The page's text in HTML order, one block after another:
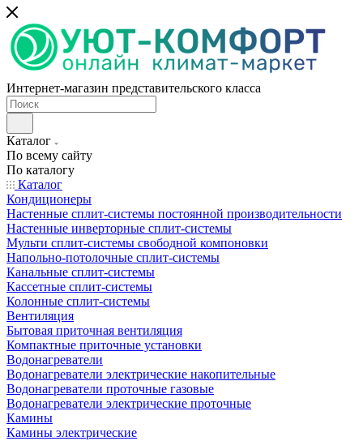
Интернет-магазин представительского класса
Каталог
По всему сайту
По каталогу
Каталог
Кондиционеры
Настенные сплит-системы постоянной производительности
Настенные инверторные сплит-системы
Мульти сплит-системы свободной компоновки
Напольно-потолочные сплит-системы
Канальные сплит-системы
Кассетные сплит-системы
Колонные сплит-системы
Вентиляция
Бытовая приточная вентиляция
Компактные приточные установки
Водонагреватели
Водонагреватели электрические накопительные
Водонагреватели проточные газовые
Водонагреватели электрические проточные
Камины
Камины электрические